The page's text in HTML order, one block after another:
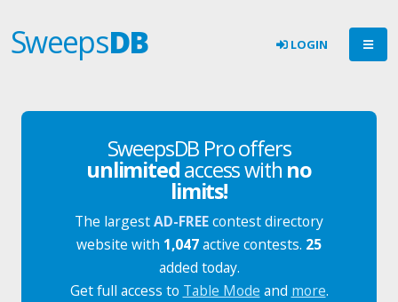
SweepsDB LOGIN
SweepsDB Pro offers
unlimitedaccess with no
limits!
The largestAD-FREEcontest directory
website with 1,047active contests. 25
added today.
Get full access to Table Mode and more.